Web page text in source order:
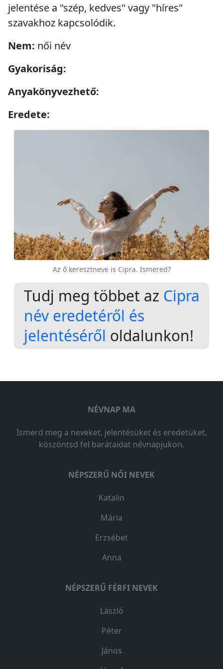
jelentése a "szép, kedves" vagy "híres"
szavakhoz kapcsolódik.
Nem: női név
Gyakoriság:
Anyakönyvezhető:
Eredete:
Az ő keresztneve is Cipra. Ismered?
Tudj meg többet az Cipra
név eredetéről és
jelentéséről oldalunkon!
NÉVNAP MA
Ismerd meg a neveket, jelentésüket és eredetüket,
köszöntsd fel barátaidat névnapjukon.
NÉPSZERŰ NŐI NEVEK
Katalin
Mária
Erzsébet
Anna
NÉPSZERŰ FÉRFI NEVEK
László
Péter
János